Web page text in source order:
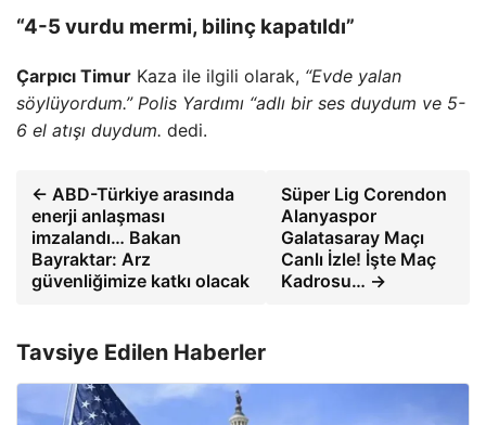
“4-5 vurdu mermi, bilinç kapatıldı”
Çarpıcı Timur Kaza ile ilgili olarak, “Evde yalan
söylüyordum.” Polis Yardımı “adlı bir ses duydum ve 5-
6 el atışı duydum. dedi.
← ABD-Türkiye arasında
enerji anlaşması
imzalandı… Bakan
Bayraktar: Arz
güvenliğimize katkı olacak
Süper Lig Corendon
Alanyaspor
Galatasaray Maçı
Canlı İzle! İşte Maç
Kadrosu… →
Tavsiye Edilen Haberler